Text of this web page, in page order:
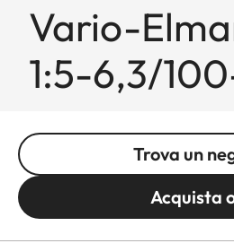
Vario-
1:5-6,3/
Trova un
Acquista